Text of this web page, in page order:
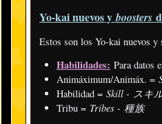
Yo-kai nuevos yboosters
Estos son los Yo-kai nuevos y
Habilidades: Para datos
Animáximum/Animáx. =
Habilidad = Skill - スキ
Tribu = Tribes - 種族